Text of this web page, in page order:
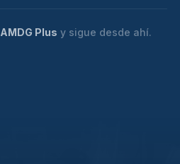
AMDG Plus y sigue desde ahí.